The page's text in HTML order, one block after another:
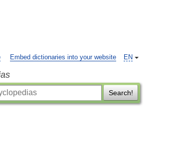
EN
Embed dictionaries into your website
Search!